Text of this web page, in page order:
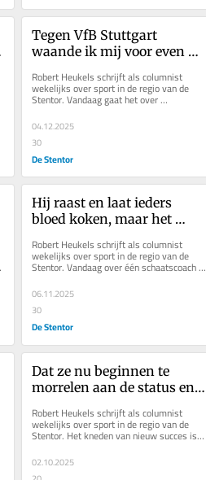
Tegen VfB Stuttgart
waande ik mij voor even
70
Robert Heukels schrijft als columnist
wekelijks over sport in de regio van de
Stentor. Vandaag gaat het over
04.12.2025
30
De Stentor
Hij raast en laat ieders
bloed koken, maar het
glas water’ kleeft aan deze
man
Robert Heukels schrijft als columnist
wekelijks over sport in de regio van de
Stentor. Vandaag over één schaatscoach in
06.11.2025
30
De Stentor
Dat ze nu beginnen te
morrelen aan de status en
zorgwekkend
Robert Heukels schrijft als columnist
wekelijks over sport in de regio van de
Stentor. Het kneden van nieuw succes is
02.10.2025